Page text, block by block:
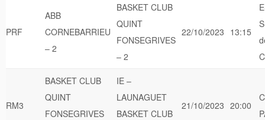
PRF
ABB
CORNEBARRIEU
– 2
BASKET CLUB
QUINT
FONSEGRIVES
– 2
22/10/2023 13:15
RM3
BASKET CLUB
QUINT
FONSEGRIVES
IE –
LAUNAGUET
BASKET CLUB
21/10/2023 20:00